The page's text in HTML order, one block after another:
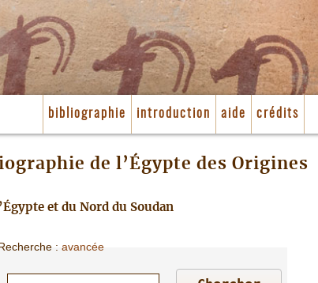
bibliographie introduction aide crédits
de l’Égypte des Origines
et du Nord du Soudan
:avancée